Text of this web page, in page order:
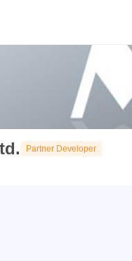
Partner Developer